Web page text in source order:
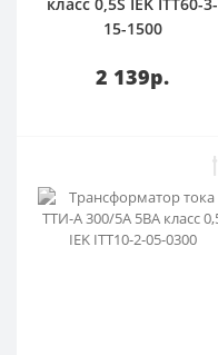
15-1500
2 139р.